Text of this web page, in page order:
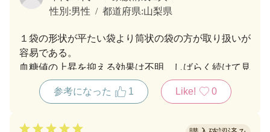
性別:男性 都道府県:山梨県
１袋の形状が平たい袋より筒状の袋の方が取り扱いが
容易である。
血糖値の上昇を抑える効果は不明、しばらく続けて見
たい。
参考になった
1 Like! 0